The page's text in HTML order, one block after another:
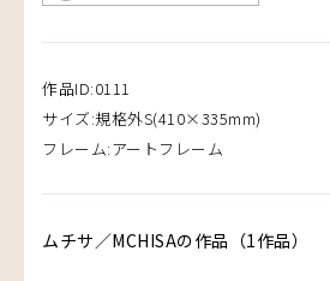
作品ID:0111
サイズ:規格外S(410×335mm)
フレーム:アートフレーム
ムチサ／MCHISAの作品（1作品）